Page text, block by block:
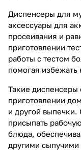
Диспенсеры для
аксессуары для
просеивания и
приготовлении
работы с тестом
помогая избежать
Такие
приготовлении
и другой
присыпать
блюда,
другими сыпучими